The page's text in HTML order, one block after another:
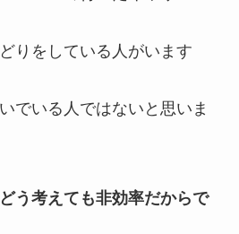
りをしている人がいます
でいる人ではないと思いま
う考えても非効率だからで